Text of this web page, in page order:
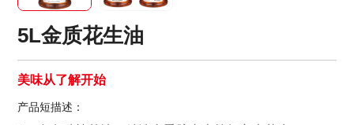
5L金质花生油
美味从了解开始
产品短描述：